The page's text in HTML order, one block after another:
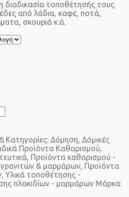
διαδικασία τοποθέτησής τους.
από λάδια, καφέ, ποτά,
σκουριά κ.ά.
Κατηγορίες: Δόμηση, Δόμικές
Προϊόντα Καθαρισμού,
, Προϊόντα καθαρισμού -
& μαρμάρων, Προϊόντα
, Υλικά τοποθέτησης -
πλακιδίων - μαρμάρων Μάρκα: